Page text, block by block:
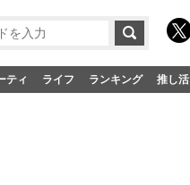
ティ ライフ ランキング 推し活